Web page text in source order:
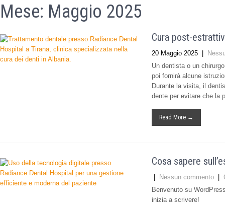
Mese: Maggio 2025
Cura post-
20 Maggio 2025 |
Un dentista o un
poi fornirà alcune
Durante la visita, il
dente per evitare che la
Read More →
Cosa sapere
| Nessun commento |
Benvenuto su
inizia a scrivere!